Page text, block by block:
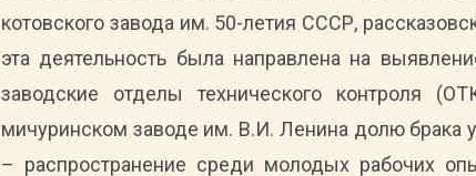
котовского завода им. 50-летия СССР,
эта деятельность была направлена на
заводские отделы технического контроля
мичуринском заводе им. В.И. Ленина долю брака
– распространение среди молодых рабочих